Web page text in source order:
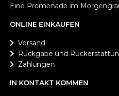
Eine Promenade im
ONLINE EINKAUFEN
Versand
Rückgabe und
Zahlungen
IN KONTAKT KOMMEN